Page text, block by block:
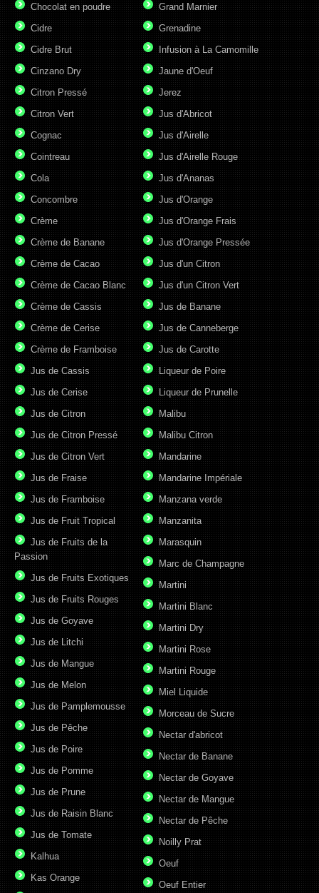
Chocolat en poudre
Cidre
Cidre Brut
Cinzano Dry
Citron Pressé
Citron Vert
Cognac
Cointreau
Cola
Concombre
Crème
Crème de Banane
Crème de Cacao
Crème de Cacao Blanc
Crème de Cassis
Crème de Cerise
Crème de Framboise
Grand Marnier
Grenadine
Infusion à La Camomille
Jaune d'Oeuf
Jerez
Jus d'Abricot
Jus d'Airelle
Jus d'Airelle Rouge
Jus d'Ananas
Jus d'Orange
Jus d'Orange Frais
Jus d'Orange Pressée
Jus d'un Citron
Jus d'un Citron Vert
Jus de Banane
Jus de Canneberge
Jus de Carotte
Jus de Cassis
Jus de Cerise
Jus de Citron
Jus de Citron Pressé
Jus de Citron Vert
Jus de Fraise
Jus de Framboise
Jus de Fruit Tropical
Jus de Fruits de la
Passion
Jus de Fruits Exotiques
Jus de Fruits Rouges
Jus de Goyave
Jus de Litchi
Jus de Mangue
Jus de Melon
Jus de Pamplemousse
Jus de Pêche
Jus de Poire
Jus de Pomme
Jus de Prune
Jus de Raisin Blanc
Jus de Tomate
Kalhua
Kas Orange
Liqueur de Poire
Liqueur de Prunelle
Malibu
Malibu Citron
Mandarine
Mandarine Impériale
Manzana verde
Manzanita
Marasquin
Marc de Champagne
Martini
Martini Blanc
Martini Dry
Martini Rose
Martini Rouge
Miel Liquide
Morceau de Sucre
Nectar d'abricot
Nectar de Banane
Nectar de Goyave
Nectar de Mangue
Nectar de Pêche
Noilly Prat
Oeuf
Oeuf Entier